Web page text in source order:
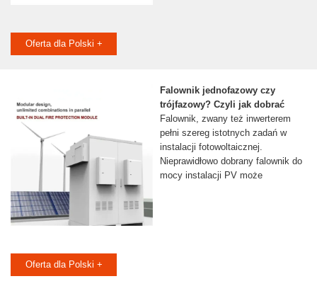
Oferta dla Polski +
Falownik jednofazowy czy
trójfazowy? Czyli jak dobrać
Falownik, zwany też inwerterem
pełni szereg istotnych zadań w
instalacji fotowoltaicznej.
Nieprawidłowo dobrany falownik do
mocy instalacji PV może
Oferta dla Polski +